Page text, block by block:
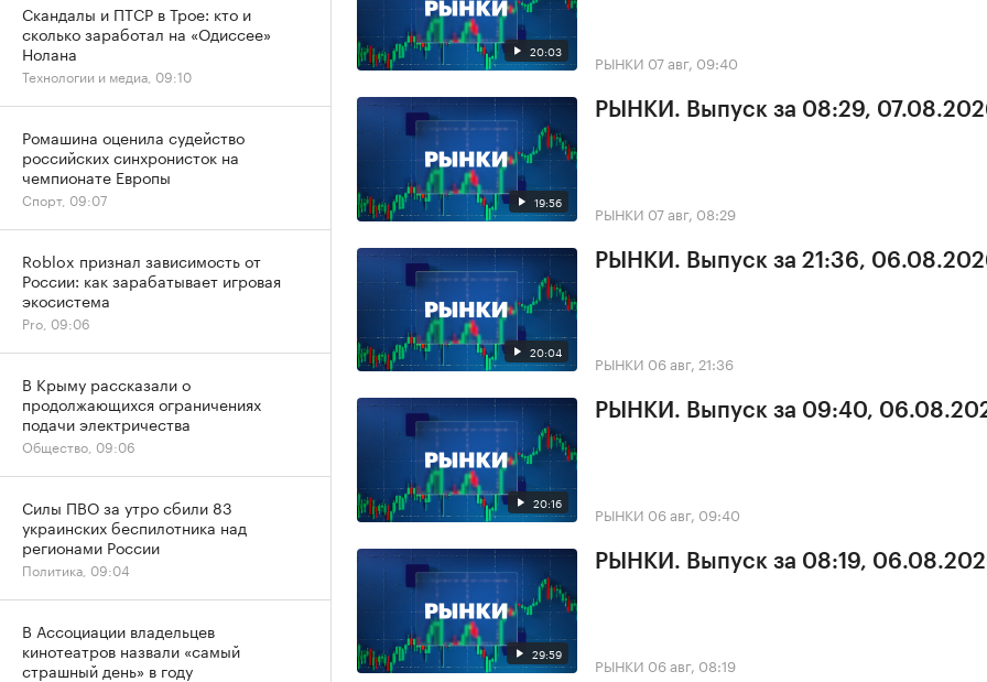
20:03 РЫНКИ 07 авг, 09:40
19:56
РЫНКИ. Выпуск за 08:29,
РЫНКИ 07 авг, 08:29
20:04
РЫНКИ. Выпуск за 21:36,
РЫНКИ 06 авг, 21:36
20:16
РЫНКИ. Выпуск за 09:40,
РЫНКИ 06 авг, 09:40
29:59
РЫНКИ. Выпуск за 08:19,
РЫНКИ 06 авг, 08:19
Скандалы и ПТСР в Трое: кто и
сколько заработал на «Одиссее»
Нолана
Технологии и медиа, 09:10
Ромашина оценила судейство
российских синхронисток на
чемпионате Европы
Спорт, 09:07
Roblox признал зависимость от
России: как зарабатывает игровая
экосистема
Pro, 09:06
В Крыму рассказали о
продолжающихся ограничениях
подачи электричества
Общество, 09:06
Силы ПВО за утро сбили 83
украинских беспилотника над
регионами России
Политика, 09:04
В Ассоциации владельцев
кинотеатров назвали «самый
страшный день» в году